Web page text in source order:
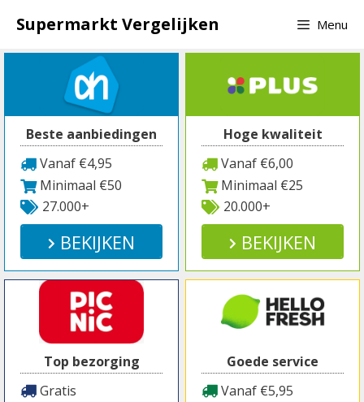
naar
inhoud
Supermarkt Vergelijken Menu
Beste aanbiedingen
Vanaf €4,95
Minimaal €50
27.000+
BEKIJKEN
Hoge kwaliteit
Vanaf €6,00
Minimaal €25
20.000+
BEKIJKEN
Top bezorging
Gratis
Goede service
Vanaf €5,95